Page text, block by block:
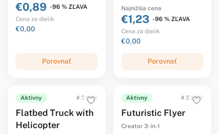
€0,89 -96 % ZĽAVA
Cena za dielik
€0,00
Porovnať
Najnižšia cena
€1,23 -96 % ZĽAVA
Cena za dielik
€0,00
Porovnať
Aktívny # 31146
Flatbed Truck with
Helicopter
Aktívny # 31086
Futuristic Flyer
Creator 3-in-1